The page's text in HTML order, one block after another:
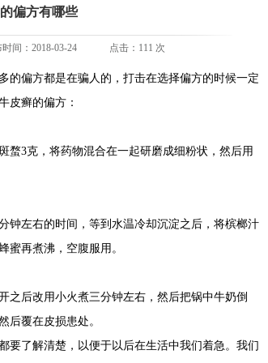
偏方有哪些
间：2018-03-24 点击：111 次
偏方都是在骗人的，打击在选择偏方的时候一定
皮癣的偏方：
3克，将药物混合在一起研磨成细粉状，然后用
左右的时间，等到水温冷却沉淀之后，将槟榔汁
蜜再煮沸，空腹服用。
后改用小火煮三分钟左右，然后把锅中牛奶倒
后覆在皮损患处。
了解清楚，以便于以后在生活中我们着急。我们